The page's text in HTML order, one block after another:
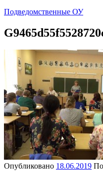
Подведомственные ОУ
Опубликовано 18.06.2019